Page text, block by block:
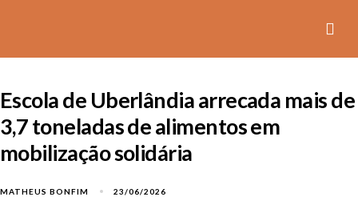
Escola de Uberlândia arrecada mais de
3,7 toneladas de alimentos em
mobilização solidária
MATHEUS BONFIM 23/06/2026